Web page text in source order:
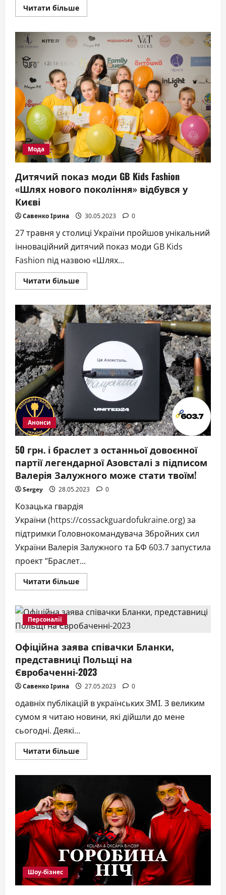
Читати більшеДокладніше
про
Оксана
та
Назарій
Михайлюк
відкрили
навчальний
центр
в
Малайзії
Мода
Дитячий показ моди GB Kids Fashion
«Шлях нового покоління» відбувся у
Києві
Савенко Ірина 30.05.2023 0
27 травня у столиці України пройшов унікальний
інноваційний дитячий показ моди GB Kids
Fashion під назвою «Шлях...
Читати більшеДокладніше
про
моди
GB
Kids
нового
покоління»
відбувся
у
Києві
Анонси
50 грн. і браслет з останньої довоєнної
партії легендарної Азовсталі з підписом
Валерія Залужного може стати твоїм!
Sergey 28.05.2023 0
Козацька гвардія
України (https://cossackguardofukraine.org) за
підтримки Головнокомандувача Збройних сил
України Валерія Залужного та БФ 603.7 запустила
проект “Браслет...
Читати більшеДокладніше
про
і
браслет
з
останньої
партії
легендарної
Азовсталі
з
підписом
Залужного
стати
твоїм!
Персоналії
Офіційна заява співачки Бланки,
представниці Польщі на
Євробаченні-2023
Савенко Ірина 27.05.2023 0
одавніх публікацій в українських ЗМІ. З великим
сумом я читаю новини, які дійшли до мене
сьогодні. Деякі...
Читати більшеДокладніше
про
представниці
Польщі
Євробаченні-2023
Шоу-бізнес